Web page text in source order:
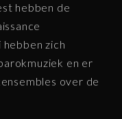
hebben de
zich
en er
over de